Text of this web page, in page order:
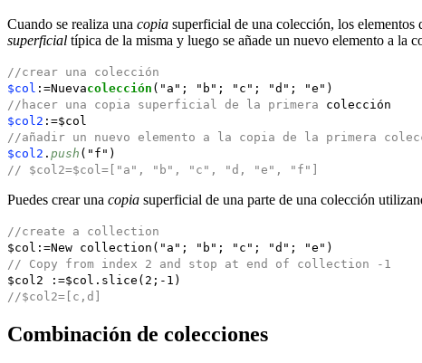
Cuando se realiza una copia superficial de una colección, los elementos
superficial típica de la misma y luego se añade un nuevo elemento a la
//crear una colección
$col :=Nuevacolección ("a"; "b"; "c"; "d"; "e")
//hacer una copia superficial de la primera colección
$col2 :=$col
//añadir un nuevo elemento a la copia de la primera
$col2 . push ("f")
// $col2=$col=["a", "b", "c", "d, "e", "f"]
Puedes crear una copia superficial de una parte de una colección
//create a collection
$col :=New collection ("a"; "b"; "c"; "d"; "e")
// Copy from index 2 and stop at end of collection -1
$col2 :=$col . slice (2;-1)
//$col2=[c,d]
Combinación de colecciones